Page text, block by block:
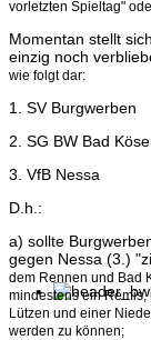
vorletzten Spieltag"
Momentan stellt
einzig noch
wie folgt dar:
1. SV
2. SG BW Bad
3. VfB Nessa
D.h.:
a) sollte
gegen Nessa (3.)
dem Rennen und Bad
mindestens einRemis,
Lützen und einer
werden zu können;